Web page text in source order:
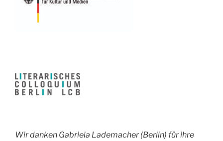
Wir danken Gabriela Lademacher (Berlin) für ihre